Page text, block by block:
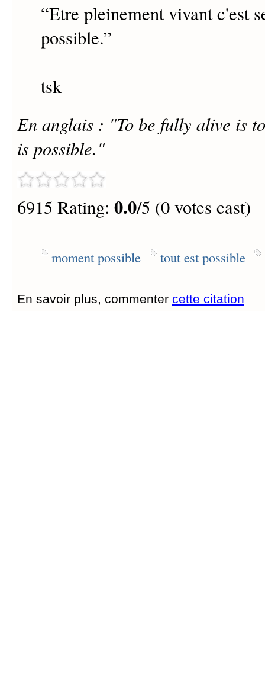
“Etre pleinement vivant c'est
possible.”
tsk
En anglais : "To be fully alive is
is possible."
6915 Rating: 0.0/5 (0 votes cast)
moment possible tout est possible
En savoir plus, commenter cette citation